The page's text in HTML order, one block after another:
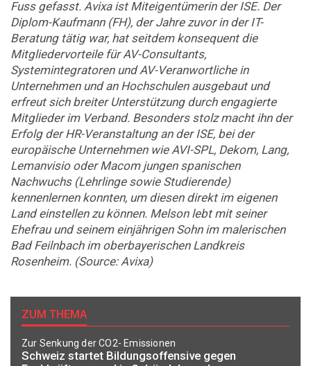
Fuss gefasst. Avixa ist Miteigentümerin der ISE. Der
Diplom-Kaufmann (FH), der Jahre zuvor in der IT-
Beratung tätig war, hat seitdem konsequent die
Mitgliedervorteile für AV-Consultants,
Systemintegratoren und AV-Veranwortliche in
Unternehmen und an Hochschulen ausgebaut und
erfreut sich breiter Unterstützung durch engagierte
Mitglieder im Verband. Besonders stolz macht ihn der
Erfolg der HR-Veranstaltung an der ISE, bei der
europäische Unternehmen wie AVI-SPL, Dekom, Lang,
Lemanvisio oder Macom jungen spanischen
Nachwuchs (Lehrlinge sowie Studierende)
kennenlernen konnten, um diesen direkt im eigenen
Land einstellen zu können. Melson lebt mit seiner
Ehefrau und seinem einjährigen Sohn im malerischen
Bad Feilnbach im oberbayerischen Landkreis
Rosenheim. (Source: Avixa)
ZUM THEMA
Zur Senkung der CO2- Emissionen
Schweiz startet Bildungsoffensive gegen